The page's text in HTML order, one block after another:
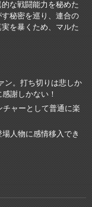
な戦闘能力を秘めた
秘密を巡り、連合の
を暴くため、マルた
ン。打ち切りは悲しか
謝しかない！
チャーとして普通に楽
人物に感情移入でき